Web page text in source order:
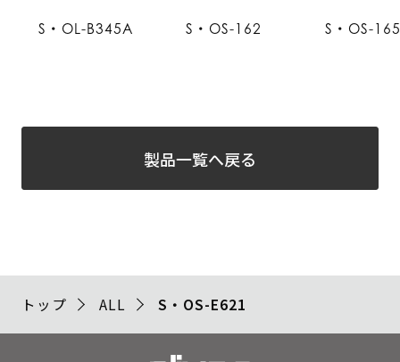
S・OL-B345A S・OS-162 S・OS-165
製品一覧へ戻る
トップ ALL S・OS-E621